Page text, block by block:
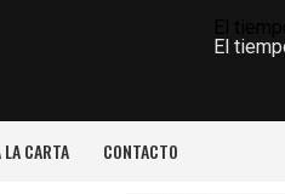
El
LA CARTA CONTACTO